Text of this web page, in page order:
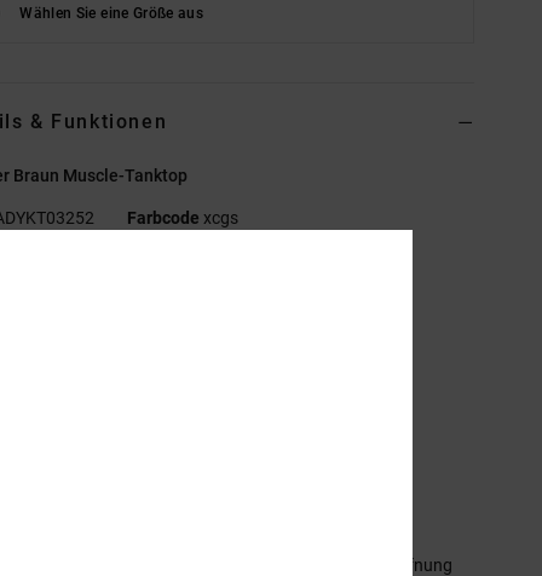
Wählen Sie eine Größe aus
& Funktionen
Braun Muscle-Tanktop
Farbcode xcgs
aus Feinripp an Armausschnitten und Halsöffnung